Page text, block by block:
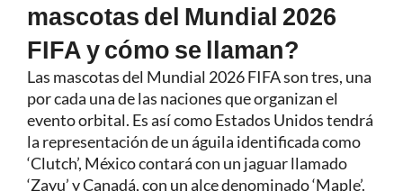
mascotas del Mundial 2026
FIFA y cómo se llaman?
Las mascotas del Mundial 2026 FIFA son tres, una
por cada una de las naciones que organizan el
evento orbital. Es así como Estados Unidos tendrá
la representación de un águila identificada como
‘Clutch’, México contará con un jaguar llamado
‘Zayu’ y Canadá, con un alce denominado ‘Maple’.